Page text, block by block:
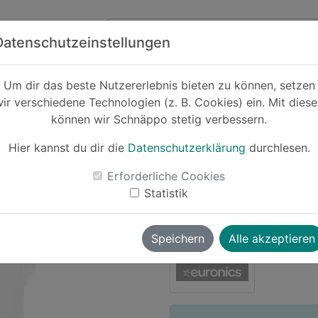
Um dir das beste Nutzererlebnis bieten zu können, setzen
verschiedene Technologien (z. B. Cookies) ein. Mit
können wir Schnäppo stetig verbessern.
Hier kannst du dir die Datenschutzerklärung durchlesen.
Erforderliche Cookies
Statistik
Speichern Alle akzeptieren
Cashback
-17%
AEG
Simba vor ~1 Jahr